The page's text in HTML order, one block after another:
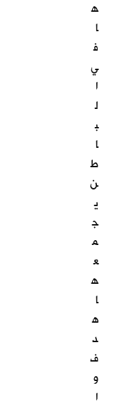
ه
ا
ف
ي
ا
ل
ب
ا
ط
ن
ي
ج
م
ع
ه
ا
ه
د
ف
و
ا